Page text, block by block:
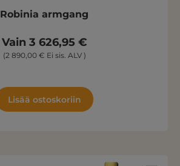
Robinia armgang
Vain 3 626,95 €
(2 890,00 € Ei sis. ALV )
Lisää ostoskoriin